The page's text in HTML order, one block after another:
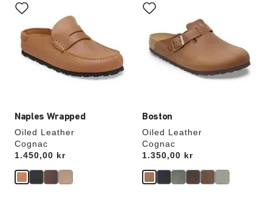
Naples Wrapped
Oiled Leather
Cognac
Price:
1.450,00 kr
med
prøvefarver
opdatere
produktbilledet
Boston
Oiled Leather
Cognac
Price:
1.350,00 kr
med
prøvefarver
opdatere
produktbilledet